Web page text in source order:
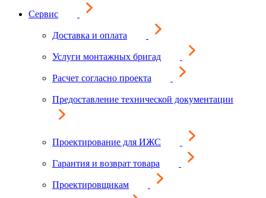
Сервис
Доставка и оплата
Услуги монтажных бригад
Расчет согласно проекта
Предоставление технической документации
Проектирование для ИЖС
Гарантия и возврат товара
Проектировщикам